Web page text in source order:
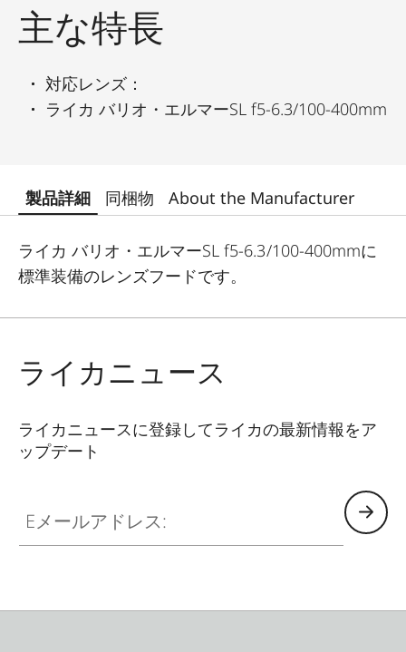
主な特長
対応レンズ：
ライカ バリオ・エルマーSL f5-6.3/100-400mm
製品詳細 同梱物 About the Manufacturer
ライカ バリオ・エルマーSL f5-6.3/100-400mmに
標準装備のレンズフードです。
ライカニュース
ライカニュースに登録してライカの最新情報をア
ップデート